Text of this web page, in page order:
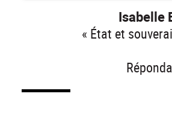
Isabelle
« État et